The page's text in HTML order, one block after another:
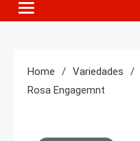
Home Variedades
Rosa Engagemnt